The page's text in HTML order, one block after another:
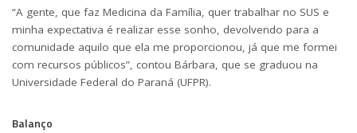
“A gente, que faz Medicina da Família, quer trabalhar no SUS e
minha expectativa é realizar esse sonho, devolvendo para a
comunidade aquilo que ela me proporcionou, já que me formei
com recursos públicos”, contou Bárbara, que se graduou na
Universidade Federal do Paraná (UFPR).
Balanço